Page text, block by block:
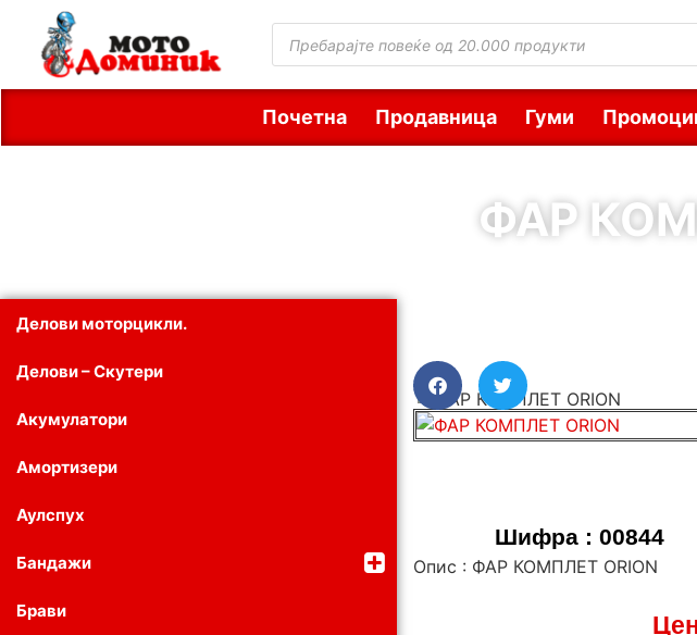
Почетна Продавница Гуми
ФАР
Делови моторцикли.
Делови – Скутери
Акумулатори
Амортизери
Аулспух
Бандажи
Брави
Шифра : 00844
Опис : ФАР КОМПЛЕТ ORION